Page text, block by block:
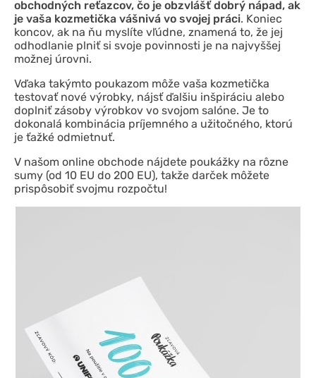
obchodných reťazcov, čo je obzvlášť dobrý nápad, ak
je vaša kozmetička vášnivá vo svojej práci. Koniec
koncov, ak na ňu myslíte vľúdne, znamená to, že jej
odhodlanie plniť si svoje povinnosti je na najvyššej
možnej úrovni.
Vďaka takýmto poukazom môže vaša kozmetička
testovať nové výrobky, nájsť ďalšiu inšpiráciu alebo
doplniť zásoby výrobkov vo svojom salóne. Je to
dokonalá kombinácia príjemného a užitočného, ktorú
je ťažké odmietnuť.
V našom online obchode nájdete poukážky na rôzne
sumy (od 10 EU do 200 EU), takže darček môžete
prispôsobiť svojmu rozpočtu!